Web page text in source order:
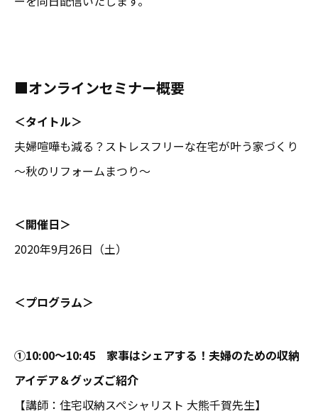
■オンラインセミナー概要
＜タイトル＞
夫婦喧嘩も減る？ストレスフリーな在宅が叶う家づくり
～秋のリフォームまつり～
＜開催日＞
2020年9月26日（土）
＜プログラム＞
①10:00～10:45 家事はシェアする！夫婦のための収納
アイデア＆グッズご紹介
【講師：住宅収納スペシャリスト 大熊千賀先生】